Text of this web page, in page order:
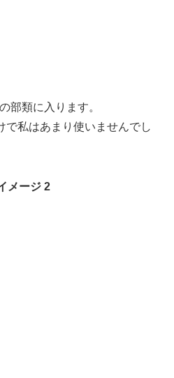
部類に入ります。
で私はあまり使いませんでし